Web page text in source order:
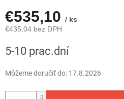
€535,10 / ks
€435,04 bez DPH
cena:
5-10 prac.dní
Môžeme doručiť do: 17.8.2026